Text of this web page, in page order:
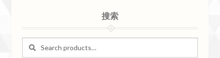
搜索